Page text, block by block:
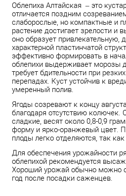
Облепиха Алтайская – это
отличается поздним
слаборослые, но компактные и
растение достигает зрелости и
оно образует привлекательную,
характерной пластинчатой
эффективно формировать в
облепихи выдерживает морозы
требует бдительности при
перепадах. Куст устойчив к
умеренный полив.
Ягоды созревают к концу
благодаря отсутствию колючек.
сладкие, весят около 0,8-0,9
форму и ярко-оранжевый цвет.
плоды легко отделяются, так как
Для обеспечения урожайности
облепихой рекомендуется
Хороший урожай обычно можно
год после посадки саженцев.